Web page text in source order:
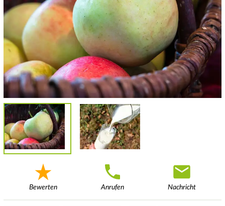
Bewerten Anrufen Nachricht